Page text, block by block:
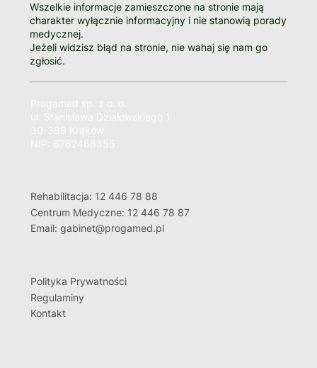
Wszelkie informacje zamieszczone na stronie mają
charakter wyłącznie informacyjny i nie stanowią porady
medycznej.
Jeżeli widzisz błąd na stronie, nie wahaj się nam go
zgłosić.
Rehabilitacja: 12 446 78 88
Centrum Medyczne: 12 446 78 87
Email: gabinet@progamed.pl
Polityka Prywatności
Regulaminy
Kontakt